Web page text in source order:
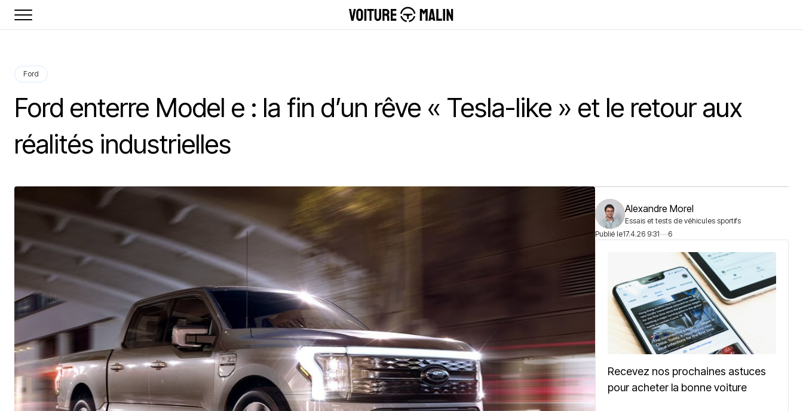
Ford
Ford enterre Model e : la fin d’un rêve « Tesla-like » et le retour aux
réalités industrielles
Alexandre Morel
Essais et tests de véhicules sportifs
Publié le17.4.26 9:31 6
Recevez nos prochaines astuces
pour acheter la bonne voiture